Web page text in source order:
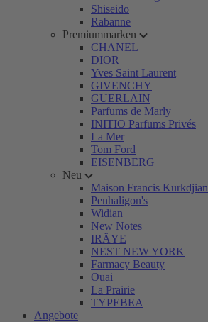
Shiseido
Rabanne
Premiummarken
CHANEL
DIOR
Yves Saint Laurent
GIVENCHY
GUERLAIN
Parfums de Marly
INITIO Parfums Privés
La Mer
Tom Ford
EISENBERG
Neu
Maison Francis Kurkdjian
Penhaligon's
Widian
New Notes
IRÄYE
NEST NEW YORK
Farmacy Beauty
Ouai
La Prairie
TYPEBEA
Angebote